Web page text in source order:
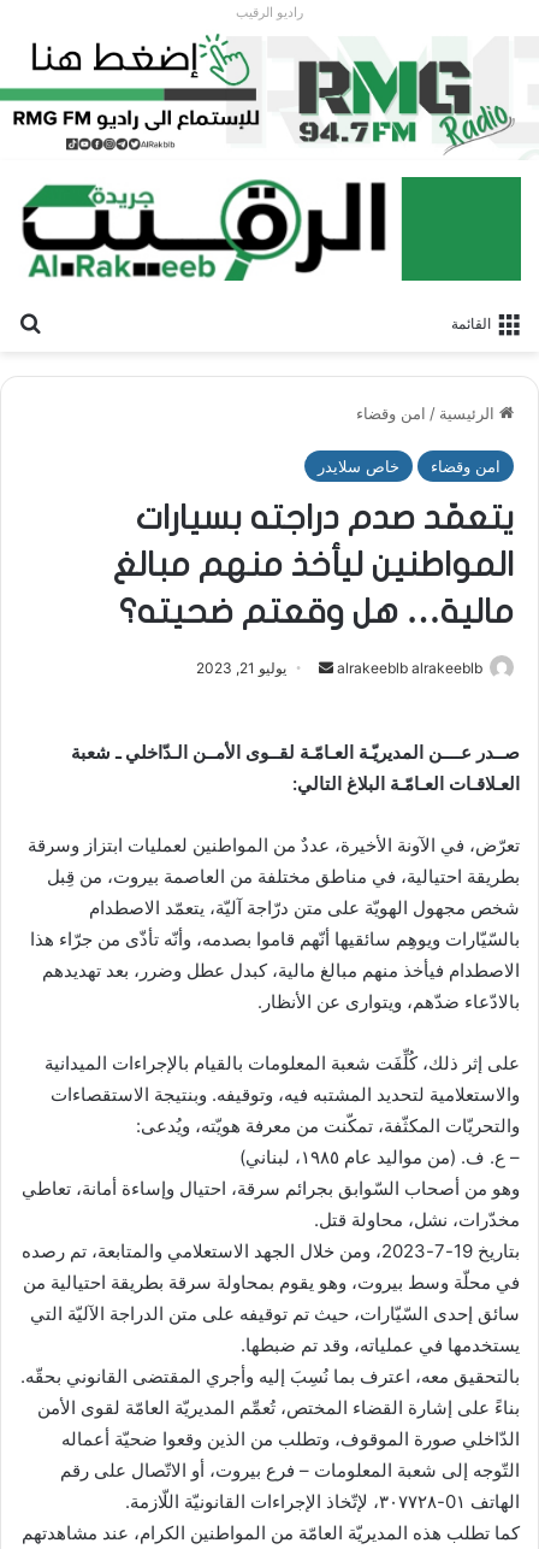
راديو الرقيب
القائمة
الرئيسية / امن وقضاء
امن وقضاء خاص سلايدر
يتعمّد صدم دراجته بسيارات
المواطنين ليأخذ منهم مبالغ
مالية… هل وقعتم ضحيته؟
alrakeeblb alrakeeblb
ل
ب
ي
ت
و
ن
ي
ا
يوليو 21, 2023
صــدر عــــن المديريّـة العـامّـة لقــوى الأمــن الـدّاخلي ـ شعبة
العـلاقـات العـامّـة البلاغ التالي:
تعرّض، في الآونة الأخيرة، عددٌ من المواطنين لعمليات ابتزاز وسرقة
بطريقة احتيالية، في مناطق مختلفة من العاصمة بيروت، من قِبل
شخص مجهول الهويّة على متن درّاجة آليّة، يتعمّد الاصطدام
بالسّيّارات ويوهِم سائقيها أنّهم قاموا بصدمه، وأنّه تأذّى من جرّاء هذا
الاصطدام فيأخذ منهم مبالغ مالية، كبدل عطل وضرر، بعد تهديدهم
بالادّعاء ضدّهم، ويتوارى عن الأنظار.
على إثر ذلك، كُلِّفَت شعبة المعلومات بالقيام بالإجراءات الميدانية
والاستعلامية لتحديد المشتبه فيه، وتوقيفه. وبنتيجة الاستقصاءات
والتحريّات المكثّفة، تمكّنت من معرفة هويّته، ويُدعى:
– ع. ف. (من مواليد عام ١٩٨٥، لبناني)
وهو من أصحاب السّوابق بجرائم سرقة، احتيال وإساءة أمانة، تعاطي
مخدّرات، نشل، محاولة قتل.
بتاريخ 19-7-2023، ومن خلال الجهد الاستعلامي والمتابعة، تم رصده
في محلّة وسط بيروت، وهو يقوم بمحاولة سرقة بطريقة احتيالية من
سائق إحدى السّيّارات، حيث تم توقيفه على متن الدراجة الآليّة التي
يستخدمها في عملياته، وقد تم ضبطها.
بالتحقيق معه، اعترف بما نُسِبَ إليه وأجري المقتضى القانوني بحقّه.
بناءً على إشارة القضاء المختص، تُعمِّم المديريّة العامّة لقوى الأمن
الدّاخلي صورة الموقوف، وتطلب من الذين وقعوا ضحيّة أعماله
التّوجه إلى شعبة المعلومات – فرع بيروت، أو الاتّصال على رقم
الهاتف 0۱-۳۰۷۷۲۸، لإتّخاذ الإجراءات القانونيّة اللّازمة.
كما تطلب هذه المديريّة العامّة من المواطنين الكرام، عند مشاهدتهم